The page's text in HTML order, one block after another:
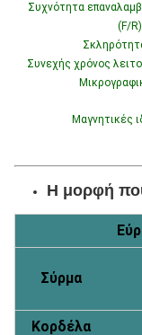
Συχνότητα
(F/R)
Συνεχής χρόνος
Μαγνητικές
Η μορφή
Σύρμα
Κορδέλα